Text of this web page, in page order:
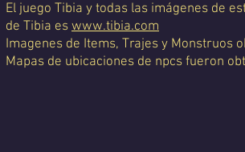
El juego Tibia y todas las imágenes de
de Tibia es www.tibia.com
Imagenes de Items, Trajes y Monstruos
Mapas de ubicaciones de npcs fueron